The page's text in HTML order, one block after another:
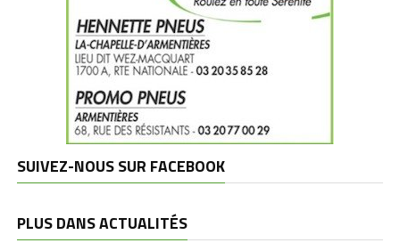
SUIVEZ-NOUS SUR FACEBOOK
PLUS DANS ACTUALITÉS